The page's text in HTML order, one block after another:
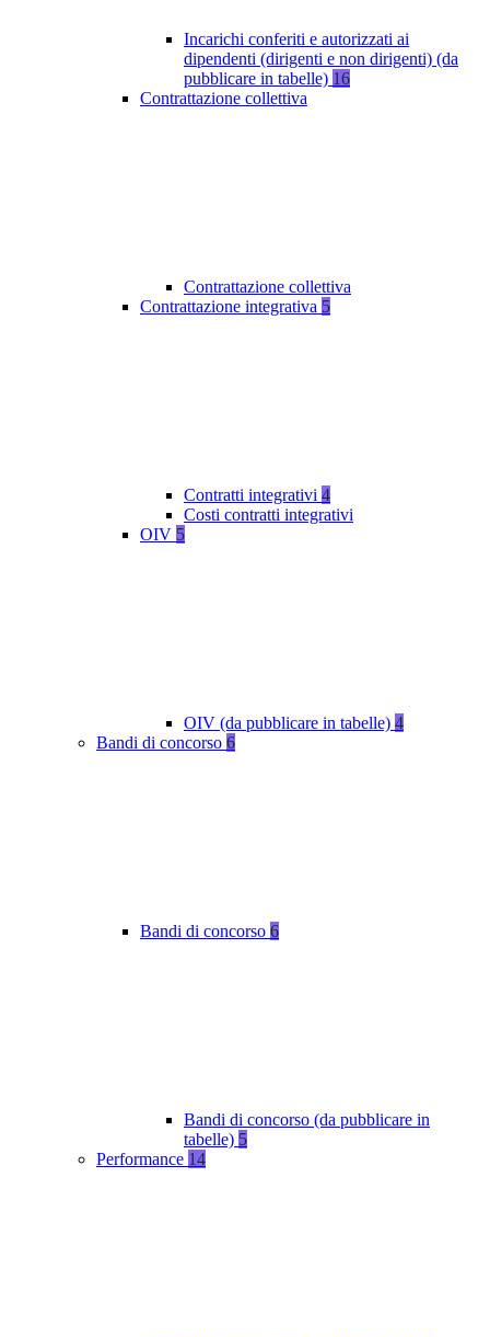
Incarichi conferiti e autorizzati ai
dipendenti (dirigenti e non dirigenti) (da
pubblicare in tabelle) 16
Contrattazione collettiva
Contrattazione collettiva
Contrattazione integrativa 5
Contratti integrativi 4
Costi contratti integrativi
OIV 5
OIV (da pubblicare in tabelle) 4
Bandi di concorso 6
Bandi di concorso 6
Bandi di concorso (da pubblicare in
tabelle) 5
Performance 14